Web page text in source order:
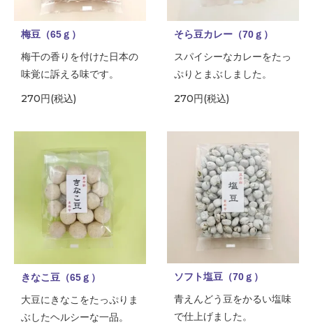
梅豆（65ｇ）
梅干の香りを付けた日本の
味覚に訴える味です。
270円(税込)
そら豆カレー（70ｇ）
スパイシーなカレーをたっ
ぷりとまぶしました。
270円(税込)
きなこ豆（65ｇ）
大豆にきなこをたっぷりま
ぶしたヘルシーな一品。
ソフト塩豆（70ｇ）
青えんどう豆をかるい塩味
で仕上げました。